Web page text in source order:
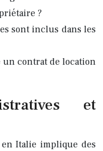
?
sont inclus dans les
un contrat de location
et
Italie implique des